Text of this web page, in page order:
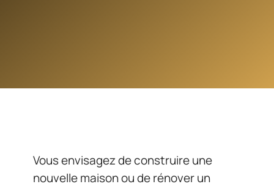
Vous envisagez de construire une
nouvelle maison ou de rénover un